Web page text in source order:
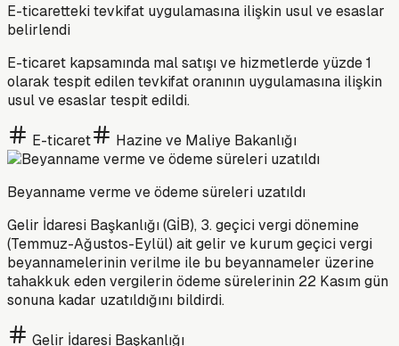
E-ticaretteki tevkifat uygulamasına ilişkin usul ve esaslar
belirlendi
E-ticaret kapsamında mal satışı ve hizmetlerde yüzde 1
olarak tespit edilen tevkifat oranının uygulamasına ilişkin
usul ve esaslar tespit edildi.
E-ticaret Hazine ve Maliye Bakanlığı
Beyanname verme ve ödeme süreleri uzatıldı
Gelir İdaresi Başkanlığı (GİB), 3. geçici vergi dönemine
(Temmuz-Ağustos-Eylül) ait gelir ve kurum geçici vergi
beyannamelerinin verilme ile bu beyannameler üzerine
tahakkuk eden vergilerin ödeme sürelerinin 22 Kasım gün
sonuna kadar uzatıldığını bildirdi.
Gelir İdaresi Başkanlığı